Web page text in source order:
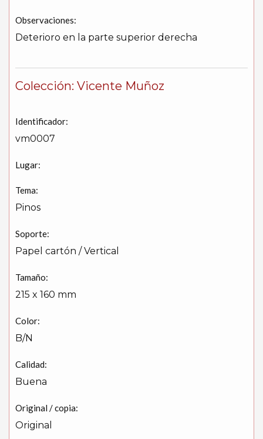
Observaciones:
Deterioro en la parte superior derecha
Colección: Vicente Muñoz
Identificador:
vm0007
Lugar:
Tema:
Pinos
Soporte:
Papel cartón / Vertical
Tamaño:
215 x 160 mm
Color:
B/N
Calidad:
Buena
Original / copia:
Original